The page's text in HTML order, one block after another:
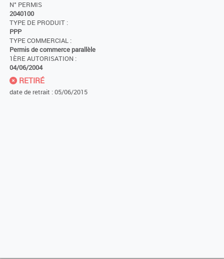
N° PERMIS
2040100
TYPE DE PRODUIT :
PPP
TYPE COMMERCIAL :
Permis de commerce parallèle
1ÈRE AUTORISATION :
04/06/2004
RETIRÉ
date de retrait : 05/06/2015